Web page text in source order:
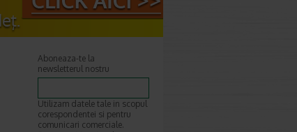
Aboneaza-te la
newsletterul nostru
Utilizam datele tale in scopul
corespondentei si pentru
comunicari comerciale.